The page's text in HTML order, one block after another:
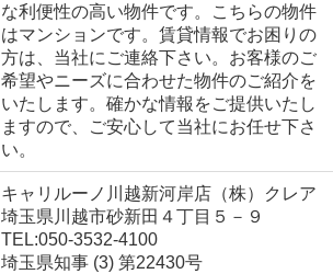
な利便性の高い物件です。こちらの物件
はマンションです。賃貸情報でお困りの
方は、当社にご連絡下さい。お客様のご
希望やニーズに合わせた物件のご紹介を
いたします。確かな情報をご提供いたし
ますので、ご安心して当社にお任せ下さ
い。
キャリルーノ川越新河岸店（株）クレア
埼玉県川越市砂新田４丁目５－９
TEL:050-3532-4100
埼玉県知事 (3) 第22430号